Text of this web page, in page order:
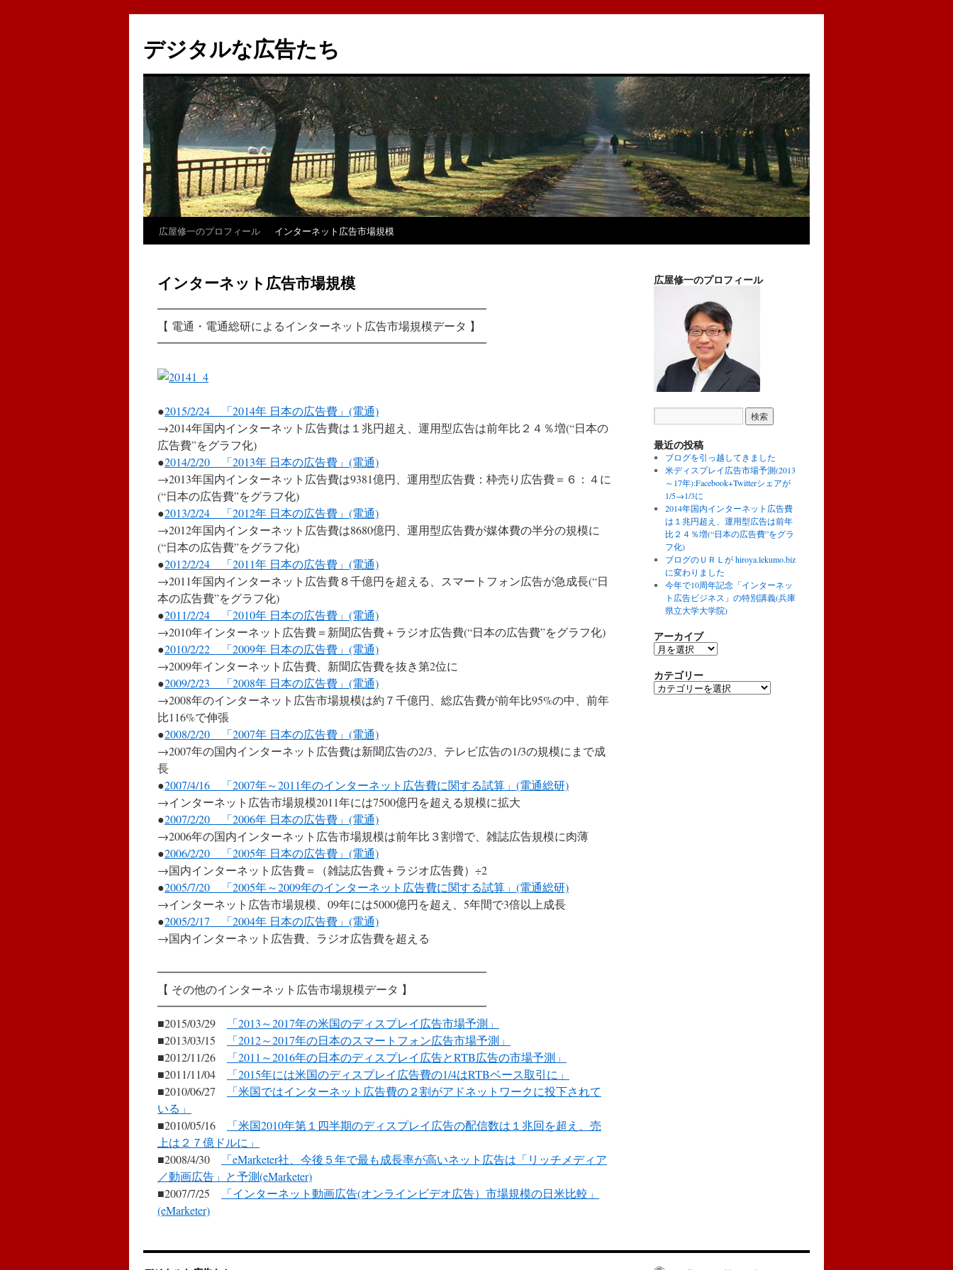
テ
ン
ス
キ
ッ
プ
デジタルな広告たち
広屋修一のプロフィール インターネット広告市場規模
インターネット広告市場規模
━━━━━━━━━━━━━━━━━━━━━━━━━━━━━
【 電通・電通総研によるインターネット広告市場規模データ 】
━━━━━━━━━━━━━━━━━━━━━━━━━━━━━
●2015/2/24 「2014年 日本の広告費」(電通)
→2014年国内インターネット広告費は１兆円超え、運用型広告は前年比２４％増(“日本の
広告費”をグラフ化)
●2014/2/20 「2013年 日本の広告費」(電通)
→2013年国内インターネット広告費は9381億円、運用型広告費：枠売り広告費＝６：４に
(“日本の広告費”をグラフ化)
●2013/2/24 「2012年 日本の広告費」(電通)
→2012年国内インターネット広告費は8680億円、運用型広告費が媒体費の半分の規模に
(“日本の広告費”をグラフ化)
●2012/2/24 「2011年 日本の広告費」(電通)
→2011年国内インターネット広告費８千億円を超える、スマートフォン広告が急成長(“日
本の広告費”をグラフ化)
●2011/2/24 「2010年 日本の広告費」(電通)
→2010年インターネット広告費＝新聞広告費＋ラジオ広告費(“日本の広告費”をグラフ化)
●2010/2/22 「2009年 日本の広告費」(電通)
→2009年インターネット広告費、新聞広告費を抜き第2位に
●2009/2/23 「2008年 日本の広告費」(電通)
→2008年のインターネット広告市場規模は約７千億円、総広告費が前年比95%の中、前年
比116%で伸張
●2008/2/20 「2007年 日本の広告費」(電通)
→2007年の国内インターネット広告費は新聞広告の2/3、テレビ広告の1/3の規模にまで成
長
●2007/4/16 「2007年～2011年のインターネット広告費に関する試算」(電通総研)
→インターネット広告市場規模2011年には7500億円を超える規模に拡大
●2007/2/20 「2006年 日本の広告費」(電通)
→2006年の国内インターネット広告市場規模は前年比３割増で、雑誌広告規模に肉薄
●2006/2/20 「2005年 日本の広告費」(電通)
→国内インターネット広告費＝（雑誌広告費＋ラジオ広告費）÷2
●2005/7/20 「2005年～2009年のインターネット広告費に関する試算」(電通総研)
→インターネット広告市場規模、09年には5000億円を超え、5年間で3倍以上成長
●2005/2/17 「2004年 日本の広告費」(電通)
→国内インターネット広告費、ラジオ広告費を超える
━━━━━━━━━━━━━━━━━━━━━━━━━━━━━
【 その他のインターネット広告市場規模データ 】
━━━━━━━━━━━━━━━━━━━━━━━━━━━━━
■2015/03/29
「2013～2017年の米国のディスプレイ広告市場予測」
■2013/03/15
「2012～2017年の日本のスマートフォン広告市場予測」
■2012/11/26
「2011～2016年の日本のディスプレイ広告とRTB広告の市場予測」
■2011/11/04
「2015年には米国のディスプレイ広告費の1/4はRTBベース取引に」
■2010/06/27
「米国ではインターネット広告費の２割がアドネットワークに投下されて
いる」
■2010/05/16
「米国2010年第１四半期のディスプレイ広告の配信数は１兆回を超え、売
上は２７億ドルに」
■2008/4/30
「eMarketer社、今後５年で最も成長率が高いネット広告は「リッチメディア
／動画広告」と予測(eMarketer)
■2007/7/25
「インターネット動画広告(オンラインビデオ広告）市場規模の日米比較」
(eMarketer)
広屋修一のプロフィール
最近の投稿
ブログを引っ越してきました
米ディスプレイ広告市場予測(2013
～17年):Facebook+Twitterシェアが
1/5→1/3に
2014年国内インターネット広告費
は１兆円超え、運用型広告は前年
比２４％増(“日本の広告費”をグラ
フ化)
ブログのＵＲＬが hiroya.lekumo.biz
に変わりました
今年で10周年記念「インターネッ
ト広告ビジネス」の特別講義(兵庫
県立大学大学院)
アーカイブ
ア
カ
イ
カテゴリー
カ